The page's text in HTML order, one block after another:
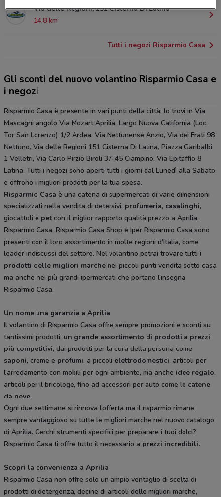
Via delle Regioni, 151 Cisterna Di Latina
14.8 km
Tutti i negozi Risparmio Casa
Gli sconti del nuovo volantino Risparmio Casa e
i negozi
Risparmio Casa è presente in vari punti della città: lo trovi in Via
Mascagni angolo Via Mozart Aprilia, Largo Nuova California (Loc.
Tor San Lorenzo) 1/2 Ardea, Via Nettunense Anzio, Via dei Frati 98
Nettuno, Via delle Regioni 151 Cisterna Di Latina, Piazza Garibalbi
1 Velletri, Via Carlo Pirzio Biroli 37-45 Ciampino, Via Epitaffio 8
Latina. Tutti i negozi sono aperti tutti i giorni dal Lunedì alla Sabato
e offrono i migliori prodotti per la tua spesa.
Risparmio Casa è una catena di supermercati di varie dimensioni
specializzati nella vendita di detersivi, profumeria, casalinghi,
giocattoli e pet con il miglior rapporto qualità prezzo a Aprilia.
Risparmio Casa, Risparmio Casa Shop e Iper Risparmio Casa sono
presenti con il loro assortimento in molte regioni d’Italia, come
leader indiscussi del settore. Nel volantino potrai trovare tutti i
prodotti delle migliori marche nei piccoli punti vendita sotto casa
ma anche nei più grandi ipermercati che portano l’insegna
Risparmio Casa.
Un nome una garanzia a Aprilia
Il volantino di Risparmio Casa offre sempre promozioni e sconti su
tantissimi prodotti, un grande assortimento di prodotti a prezzi
più competitivi, dai prodotti per la cura della persona come
saponi, creme e profumi, a piccoli elettrodomestici, articoli per
l’arredamento con mobili per ogni ambiente, ma anche idee regalo,
articoli per il bricologe, fino ad accessori per auto come le catene
da neve.
Ogni due settimane si rinnova l’offerta ma il risparmio rimane
sempre vantaggioso su tutte le migliori marche nel nuovo catalogo
di Aprilia. Cerchi strumenti specifici per preparare i tuoi dolci?
Risparmio Casa ti offre tutto il necessario a prezzi incredibili.
Scopri la convenienza a Aprilia
Risparmio Casa non offre solo un ampio ventaglio di scelta di
prodotti di detergenza, decine di articoli delle migliori marche,